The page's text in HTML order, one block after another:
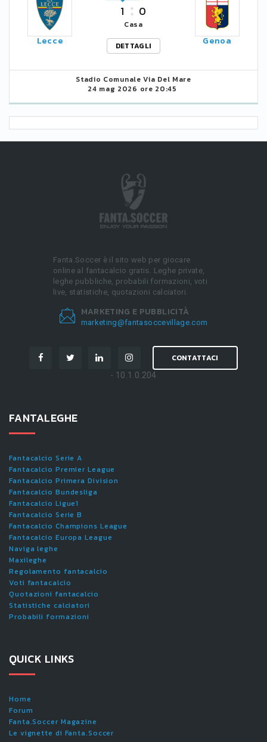
Lecce
1 0
Casa
DETTAGLI
Genoa
Stadio Comunale Via Del Mare
24 mag 2026 ore 20:45
Fanta.Soccer è il sito web per giocare
online al fantacalcio gratis. Leghe private,
leghe pubbliche, probabili formazioni, voti
live, statistiche, quotazioni calciatori.
MARKETING E PUBBLICITÀ
marketing@fantasoccevillage.com
CONTATTACI
- 10.1.0.204
FANTALEGHE
Fantacalcio Serie A
Fantacalcio Premier League
Fantacalcio Primera Division
Fantacalcio Bundesliga
Fantacalcio Ligue1
Fantacalcio Serie B
Fantacalcio Champions League
Fantacalcio Europa League
Naviga leghe
Maxileghe
Regolamento fantacalcio
Voti fantacalcio
Quotazioni fantacalcio
Statistiche calciatori
Probabili formazioni
QUICK LINKS
Home
Forum
Fanta.Soccer Magazine
Le vignette di Fanta.Soccer